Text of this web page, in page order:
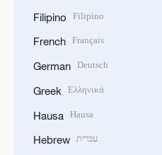
Filipino Filipino
French Français
German Deutsch
Greek Ελληνικά
Hausa Hausa
Hebrew עברית